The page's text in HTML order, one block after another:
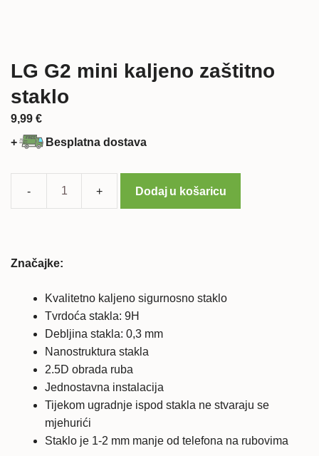
LG G2 mini kaljeno zaštitno
staklo
9,99 €
+
Besplatna dostava
količina
Dodaj u košaricu
Značajke:
Kvalitetno kaljeno sigurnosno staklo
Tvrdoća stakla: 9H
Debljina stakla: 0,3 mm
Nanostruktura stakla
2.5D obrada ruba
Jednostavna instalacija
Tijekom ugradnje ispod stakla ne stvaraju se
mjehurići
Staklo je 1-2 mm manje od telefona na rubovima